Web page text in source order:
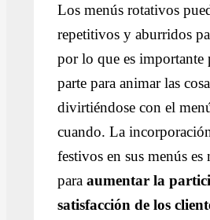
Los menús rotativos
repetitivos y aburridos
por lo que es importante
parte para animar las
divirtiéndose con el
cuando. La
festivos en sus menús es
paraaumentar la
satisfacción de los